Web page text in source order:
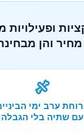
והן
🍖
ערב ימי
עם שתיה בלי הגבלה